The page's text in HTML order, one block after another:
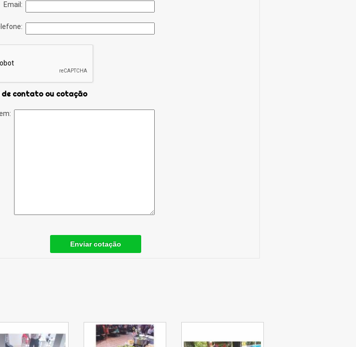
Email:
de contato ou cotação
Enviar cotação